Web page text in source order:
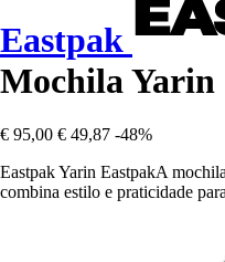
Eastpak
Mochila Yarin
€ 95,00 € 49,87 -48%
Eastpak Yarin EastpakA
combina estilo e praticidade